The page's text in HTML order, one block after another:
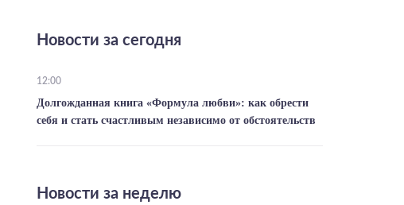
Новости за сегодня
12:00
Долгожданная книга «Формула любви»: как обрести
себя и стать счастливым независимо от обстоятельств
Новости за неделю